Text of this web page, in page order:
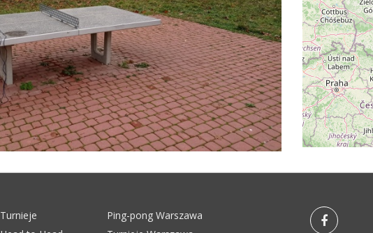
Turnieje
Ping-pong Warszawa